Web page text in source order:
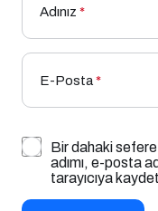
Adınız *
E-Posta*
Bir dahaki sefere
adımı, e-posta
tarayıcıya